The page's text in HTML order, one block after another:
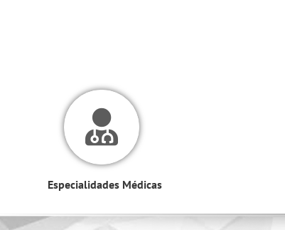
Especialidades Médicas